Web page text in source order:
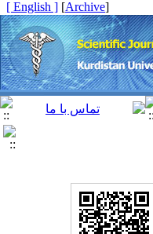
[
Archive
]
[ English ]